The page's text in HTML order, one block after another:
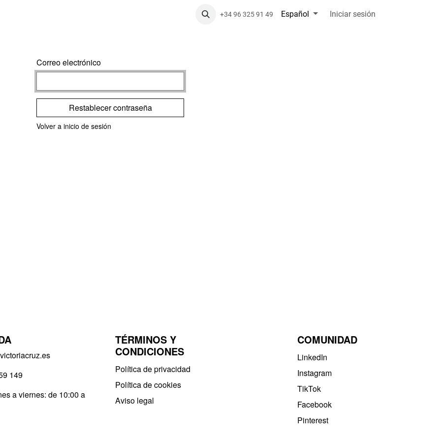
+34 96 325 91 49 Español Iniciar sesión
Correo electrónico
Restablecer contraseña
Volver a inicio de sesión
TÉRMINOS Y
CONDICIONES
Política de privacidad​
Política de cookies
Aviso legal
149
a viernes: de 10:00 a
COMUNIDAD
LinkedIn
Instagram
TikTok
Facebook
Pinterest